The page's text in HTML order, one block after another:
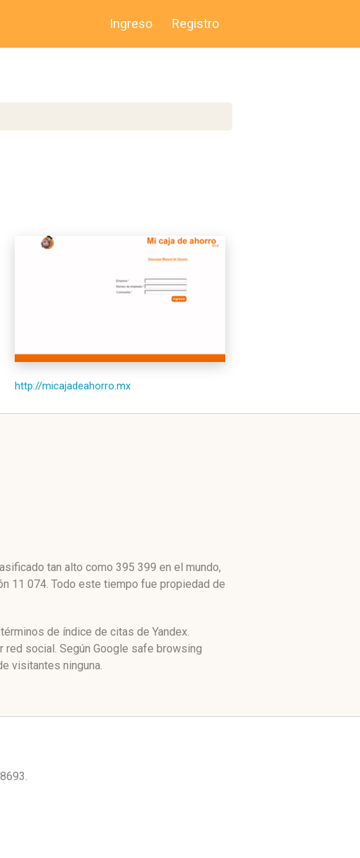
Ingreso Registro
http://micajadeahorro.mx
tan alto como 395 399 en el mundo,
11 074. Todo este tiempo fue propiedad de
de índice de citas de Yandex.
red social. Según Google safe browsing
visitantes ninguna.